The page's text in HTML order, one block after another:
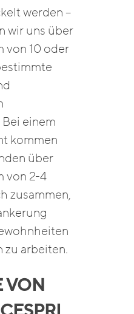
werden –
wir uns über
von 10 oder
einem
kommen
über
von 2-4
zusammen,
zu arbeiten.
VON